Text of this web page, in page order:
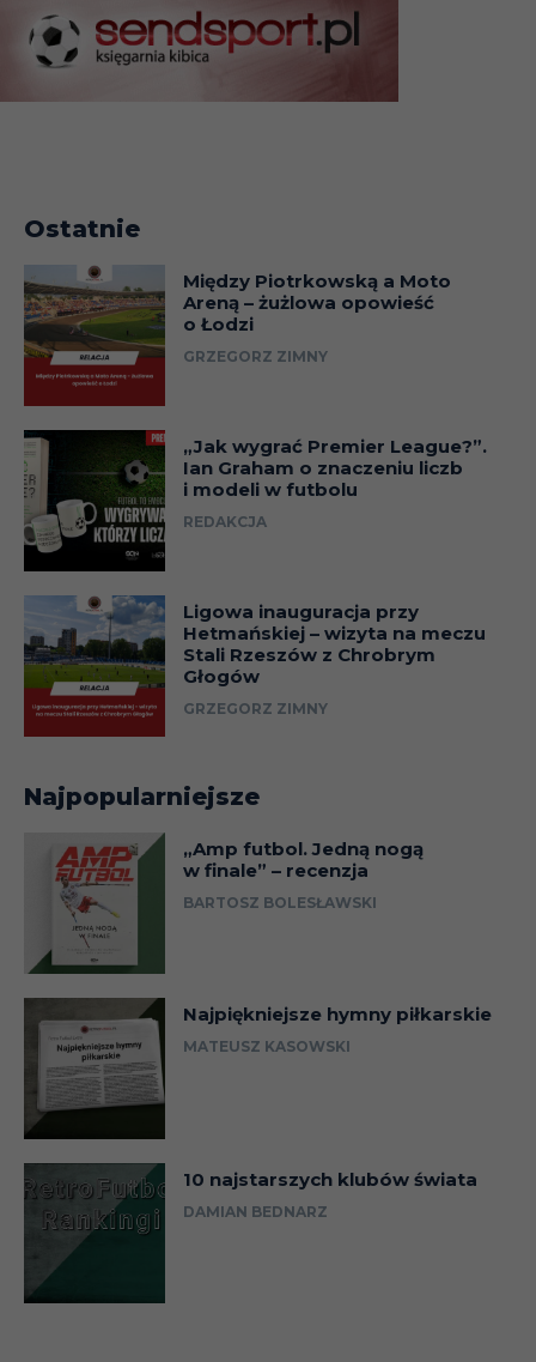
Ostatnie
Między Piotrkowską a Moto
Areną – żużlowa opowieść
o Łodzi
GRZEGORZ ZIMNY
„Jak wygrać Premier League?”.
Ian Graham o znaczeniu liczb
i modeli w futbolu
REDAKCJA
Ligowa inauguracja przy
Hetmańskiej – wizyta na meczu
Stali Rzeszów z Chrobrym
Głogów
GRZEGORZ ZIMNY
Najpopularniejsze
„Amp futbol. Jedną nogą
w finale” – recenzja
BARTOSZ BOLESŁAWSKI
Najpiękniejsze hymny piłkarskie
MATEUSZ KASOWSKI
10 najstarszych klubów świata
DAMIAN BEDNARZ